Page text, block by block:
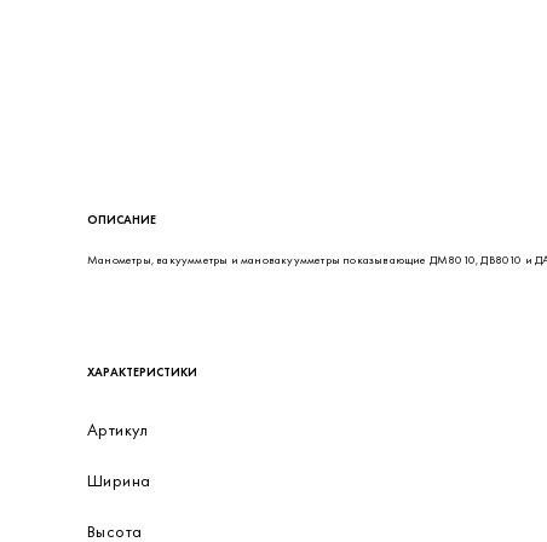
ОПИСАНИЕ
Манометры, вакуумметры и мановакуумметры показывающие ДМ8010, ДВ8010 и
ХАРАКТЕРИСТИКИ
Артикул
Ширина
Высота